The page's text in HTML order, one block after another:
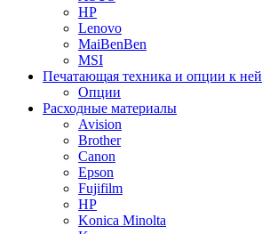
HP
Lenovo
MaiBenBen
MSI
Печатающая техника и опции к ней
Опции
Расходные материалы
Avision
Brother
Canon
Epson
Fujifilm
HP
Konica Minolta